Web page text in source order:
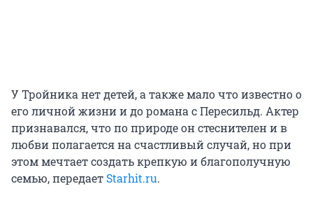
У Тройника нет детей, а также мало что известно о
его личной жизни и до романа с Пересильд. Актер
признавался, что по природе он стеснителен и в
любви полагается на счастливый случай, но при
этом мечтает создать крепкую и благополучную
семью, передает Starhit.ru.